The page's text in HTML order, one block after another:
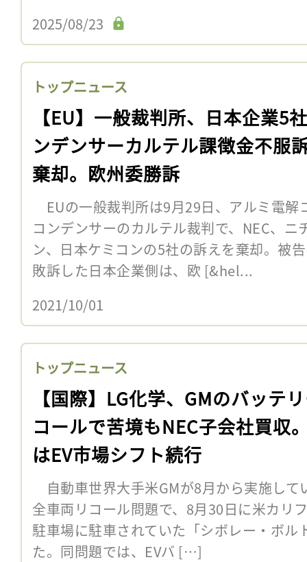
2025/08/23
トップニュース
【EU】一般裁判所、日本企業5
ンデンサーカルテル課徴金不服
棄却。欧州委勝訴
EUの一般裁判所は9月29日、アルミ電解
コンデンサーのカルテル裁判で、NEC、ニ
ン、日本ケミコンの5社の訴えを棄却。被
敗訴した日本企業側は、欧 [&hel...
2021/10/01
トップニュース
【国際】LG化学、GMのバッテ
コールで苦境もNEC子会社買収
はEV市場シフト続行
自動車世界大手米GMが8月から実施して
全車両リコール問題で、8月30日に米カリ
駐車場に駐車されていた「シボレー・ボル
た。同問題では、EVバ […]